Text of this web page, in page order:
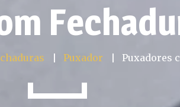
Puxador Puxadores